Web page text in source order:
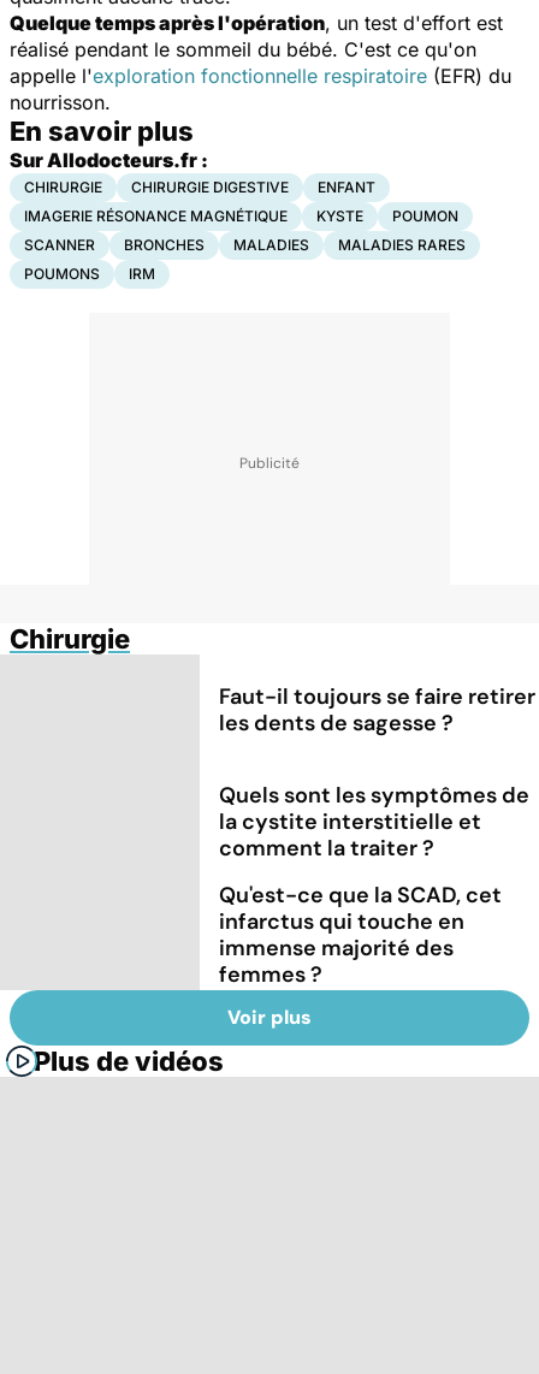
Quelque temps après l'opération, un test d'effort est
réalisé pendant le sommeil du bébé. C'est ce qu'on
appelle l'exploration fonctionnelle respiratoire (EFR) du
nourrisson.
En savoir plus
Sur Allodocteurs.fr :
CHIRURGIE CHIRURGIE DIGESTIVE
ENFANT
IMAGERIE RÉSONANCE MAGNÉTIQUE
KYSTE
POUMON
SCANNER
BRONCHES MALADIES
MALADIES RARES
POUMONS
IRM
Chirurgie
Faut-il toujours se faire retirer
les dents de sagesse ?
Quels sont les symptômes de
la cystite interstitielle et
comment la traiter ?
Qu'est-ce que la SCAD, cet
infarctus qui touche en
immense majorité des
femmes ?
Voir plus
Plus de vidéos